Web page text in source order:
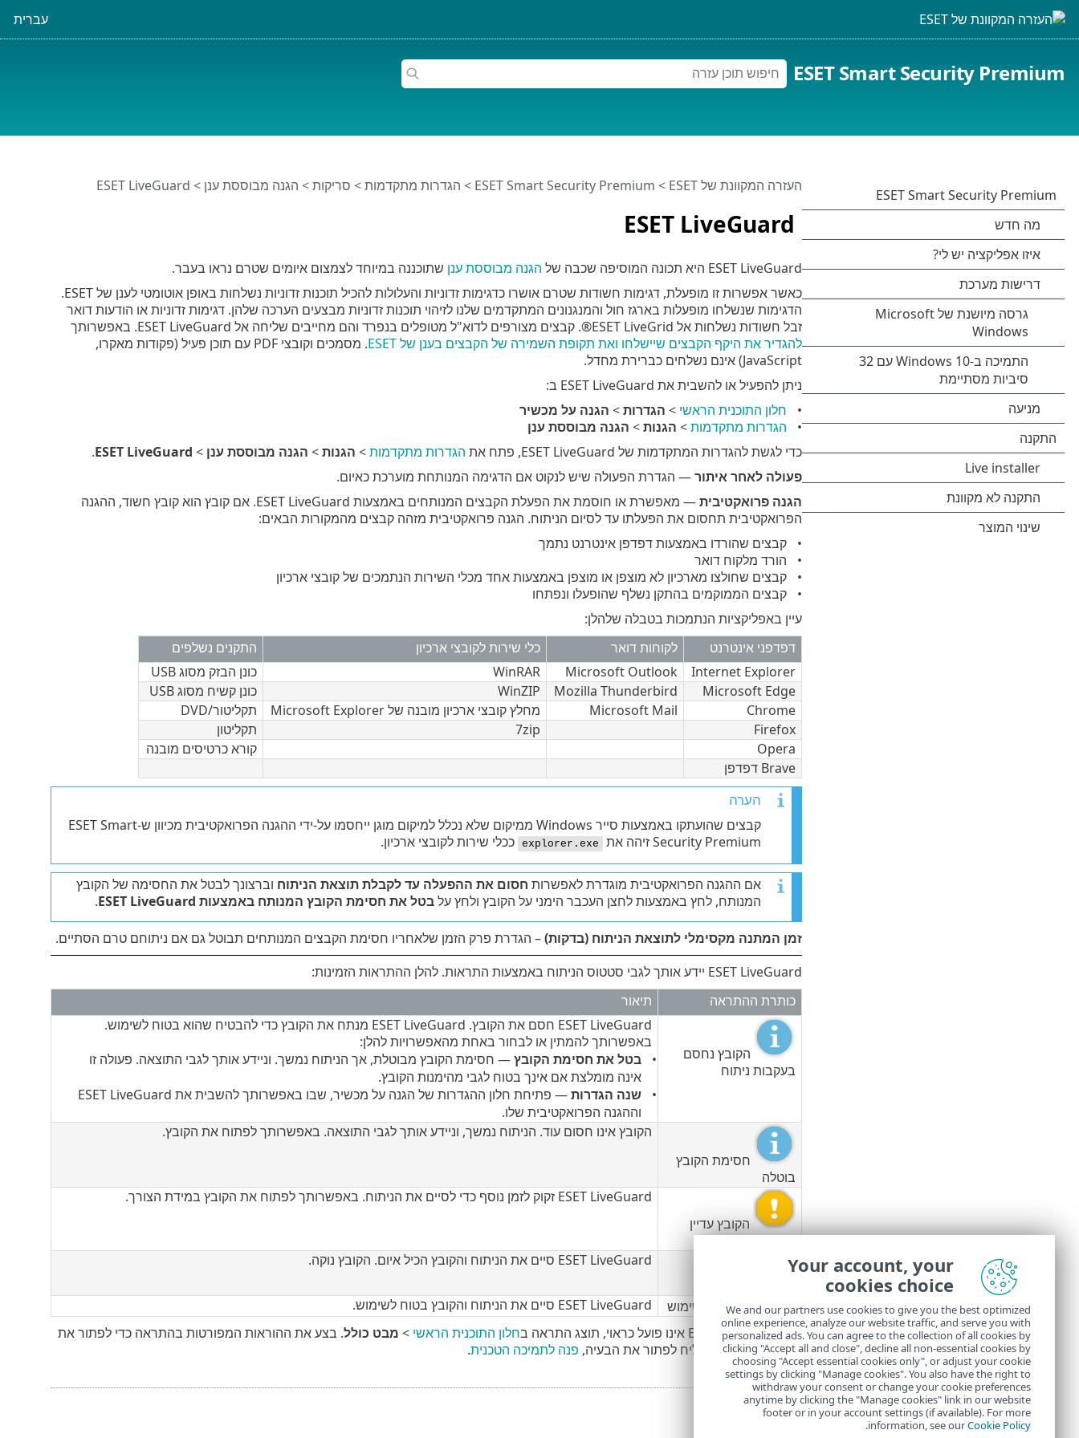
עברית
ESET Smart Security Premium
ESET LiveGuard
העזרה המקוונת של ESET >
ESET Smart Security Premium
> הגדרות מתקדמות> סריקות> הגנה מבוססת ענן > ESET LiveGuard
ESET LiveGuard היא תכונה המוסיפה שכבה של הגנה מבוססת ענן שתוכננה במיוחד לצמצום איומים שטרם נראו בעבר.
כאשר אפשרות זו מופעלת, דגימות חשודות שטרם אושרו כדגימות זדוניות והעלולות להכיל תוכנות זדוניות נשלחות באופן אוטומטי לענן של ESET.
הדגימות שנשלחו מופעלות בארגז חול והמנגנונים המתקדמים שלנו לזיהוי תוכנות זדוניות מבצעים הערכה שלהן. דגימות זדוניות או הודעות דואר
זבל חשודות נשלחות אל ESET LiveGrid®. קבצים מצורפים לדוא"ל מטופלים בנפרד והם מחייבים שליחה אל ESET LiveGuard. באפשרותך
להגדיר את היקף הקבצים שיישלחו ואת תקופת השמירה של הקבצים בענן של ESET
. מסמכים וקובצי PDF עם תוכן פעיל (פקודות מאקרו,
JavaScript) אינם נשלחים כברירת מחדל.
ניתן להפעיל או להשבית את ESET LiveGuard ב:
חלון התוכנית הראשי > הגדרות> הגנה על מכשיר
הגדרות מתקדמות> הגנות> הגנה מבוססת ענן
כדי לגשת להגדרות המתקדמות של ESET LiveGuard, פתח את
הגדרות מתקדמות> הגנות> הגנה מבוססת ענן >
ESET LiveGuard
.
פעולה לאחר איתור— הגדרת הפעולה שיש לנקוט אם הדגימה המנותחת מוערכת כאיום.
הגנה פרואקטיבית
— מאפשרת או חוסמת את הפעלת הקבצים המנותחים באמצעות ESET LiveGuard. אם קובץ הוא קובץ חשוד, ההגנה
הפרואקטיבית תחסום את הפעלתו עד לסיום הניתוח. הגנה פרואקטיבית מזהה קבצים מהמקורות הבאים:
קבצים שהורדו באמצעות דפדפן אינטרנט נתמך
הורד מלקוח דואר
קבצים שחולצו מארכיון לא מוצפן או מוצפן באמצעות אחד מכלי השירות הנתמכים של קובצי ארכיון
קבצים הממוקמים בהתקן נשלף שהופעלו ונפתחו
עיין באפליקציות הנתמכות בטבלה שלהלן:
דפדפני אינטרנט
לקוחות דואר כלי שירות לקובצי ארכיון
התקנים נשלפים
Internet Explorer
Microsoft Outlook
WinRAR
כונן הבזק מסוג USB
Microsoft Edge
Mozilla Thunderbird
WinZIP
כונן קשיח מסוג USB
Chrome
Microsoft Mail מחלץ קובצי ארכיון מובנה של Microsoft Explorer
תקליטור/DVD
Firefox
7zip
תקליטון
Opera
קורא כרטיסים מובנה
Brave דפדפן
הערה
קבצים שהועתקו באמצעות סייר Windows ממיקום שלא נכלל למיקום מוגן ייחסמו על-ידי ההגנה הפרואקטיבית מכיוון ש-ESET Smart
Security Premium זיהה את
explorer.exe ככלי שירות לקובצי ארכיון.
אם ההגנה הפרואקטיבית מוגדרת לאפשרות חסום את ההפעלה עד לקבלת תוצאת הניתוח וברצונך לבטל את החסימה של הקובץ
המנותח, לחץ באמצעות לחצן העכבר הימני על הקובץ ולחץ עלבטל את חסימת הקובץ המנותח באמצעות ESET LiveGuard .
זמן המתנה מקסימלי לתוצאת הניתוח (בדקות)– הגדרת פרק הזמן שלאחריו חסימת הקבצים המנותחים תבוטל גם אם ניתוחם טרם הסתיים.
ESET LiveGuard יידע אותך לגבי סטטוס הניתוח באמצעות התראות. להלן ההתראות הזמינות:
כותרת ההתראה
תיאור
הקובץ נחסם
בעקבות ניתוח
ESET LiveGuard חסם את הקובץ. ESET LiveGuard מנתח את הקובץ כדי להבטיח שהוא בטוח לשימוש.
באפשרותך להמתין או לבחור באחת מהאפשרויות להלן:
בטל את חסימת הקובץ— חסימת הקובץ מבוטלת, אך הניתוח נמשך. וניידע אותך לגבי התוצאה. פעולה זו
אינה מומלצת אם אינך בטוח לגבי מהימנות הקובץ.
שנה הגדרות
— פתיחת חלון ההגדרות של הגנה על מכשיר, שבו באפשרותך להשבית את ESET LiveGuard
וההגנה הפרואקטיבית שלו.
חסימת הקובץ
בוטלה
הקובץ אינו חסום עוד. הניתוח נמשך, וניידע אותך לגבי התוצאה. באפשרותך לפתוח את הקובץ.
הקובץ עדיין
בניתוח
ESET LiveGuard זקוק לזמן נוסף כדי לסיים את הניתוח. באפשרותך לפתוח את הקובץ במידת הצורך.
ESET LiveGuard סיים את הניתוח והקובץ הכיל איום. הקובץ נוקה.
הקובץ בטוח לשימוש
ESET LiveGuard סיים את הניתוח והקובץ בטוח לשימוש.
אם ESET LiveGuard אינו פועל כראוי, תוצג התראה ב
חלון התוכנית הראשי > מבט כולל. בצע את ההוראות המפורטות בהתראה כדי לפתור את
הבעיה. אם אינך מצליח לפתור את הבעיה, פנה לתמיכה הטכנית.
Your account, your
cookies choice
We and our partners use cookies to give you the best optimized
online experience, analyze our website traffic, and serve you with
personalized ads. You can agree to the collection of all cookies by
clicking "Accept all and close", decline all non-essential cookies by
choosing "Accept essential cookies only", or adjust your cookie
settings by clicking "Manage cookies". You also have the right to
withdraw your consent or change your cookie preferences
anytime by clicking the "Manage cookies" link in our website
footer or in your account settings (if available). For more
information, see ourCookie Policy
.